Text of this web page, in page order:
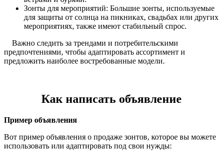
Зонты для мероприятий: Большие зонты, используемые
для защиты от солнца на пикниках, свадьбах или других
мероприятиях, также имеют стабильный спрос.
Важно следить за трендами и потребительскими
предпочтениями, чтобы адаптировать ассортимент и
предложить наиболее востребованные модели.
Как написать объявление
Пример объявления
Вот пример объявления о продаже зонтов, которое вы можете
использовать или адаптировать под свои нужды: